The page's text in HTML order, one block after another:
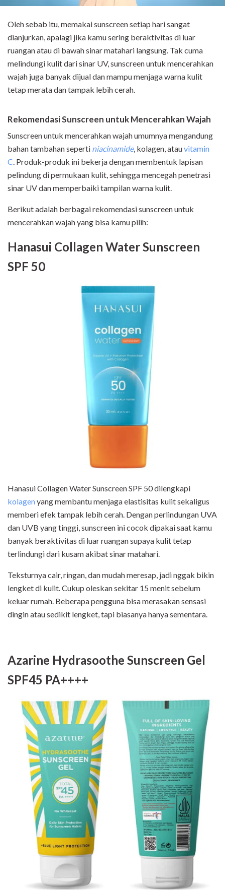
Oleh sebab itu, memakai sunscreen setiap hari sangat
dianjurkan, apalagi jika kamu sering beraktivitas di luar
ruangan atau di bawah sinar matahari langsung. Tak cuma
melindungi kulit dari sinar UV, sunscreen untuk mencerahkan
wajah juga banyak dijual dan mampu menjaga warna kulit
tetap merata dan tampak lebih cerah.
Rekomendasi Sunscreen untuk Mencerahkan Wajah
Sunscreen untuk mencerahkan wajah umumnya mengandung
bahan tambahan seperti niacinamide, kolagen, atauvitamin
C . Produk-produk ini bekerja dengan membentuk lapisan
pelindung di permukaan kulit, sehingga mencegah penetrasi
sinar UV dan memperbaiki tampilan warna kulit.
Berikut adalah berbagai rekomendasi sunscreen untuk
mencerahkan wajah yang bisa kamu pilih:
Hanasui Collagen Water Sunscreen
SPF 50
Hanasui Collagen Water Sunscreen SPF 50 dilengkapi
kolagenyang membantu menjaga elastisitas kulit sekaligus
memberi efek tampak lebih cerah. Dengan perlindungan UVA
dan UVB yang tinggi, sunscreen ini cocok dipakai saat kamu
banyak beraktivitas di luar ruangan supaya kulit tetap
terlindungi dari kusam akibat sinar matahari.
Teksturnya cair, ringan, dan mudah meresap, jadi nggak bikin
lengket di kulit. Cukup oleskan sekitar 15 menit sebelum
keluar rumah. Beberapa pengguna bisa merasakan sensasi
dingin atau sedikit lengket, tapi biasanya hanya sementara.
Azarine Hydrasoothe Sunscreen Gel
SPF45 PA++++